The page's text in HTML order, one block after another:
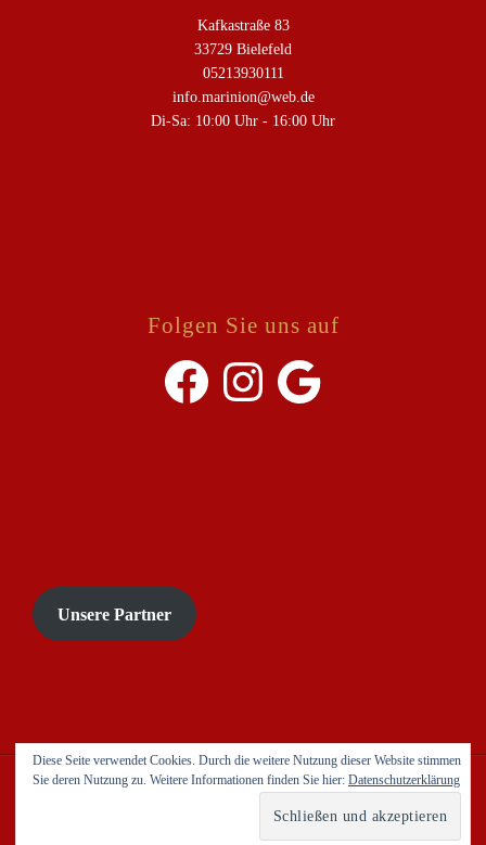
Kafkastraße 83
33729 Bielefeld
05213930111
info.marinion@web.de
Di-Sa: 10:00 Uhr - 16:00 Uhr
Folgen Sie uns auf
Facebook Instagram Google
Unsere Partner
AGB`s Impressum Datenschutzerklärung
Diese Seite verwendet Cookies. Durch die weitere Nutzung dieser Website stimmen
Sie deren Nutzung zu. Weitere Informationen finden Sie hier: Datenschutzerklärung